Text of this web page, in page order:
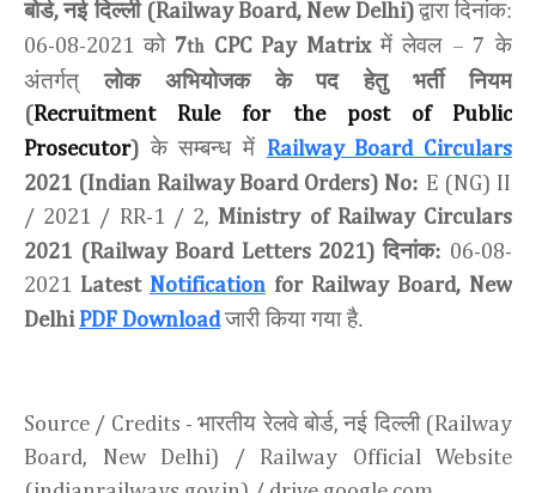
बोर्ड,नई दिल्ली (Railway Board, New Delhi) द्वारा दिनांक:
06-08-2021 को 7th CPC Pay Matrix में लेवल – 7 के
अंतर्गत्लोक अभियोजक के पद हेतु भर्ती नियम
(Recruitment Rule for the post of Public
Prosecutor) के सम्बन्ध में Railway Board Circulars
2021 (Indian Railway Board Orders) No: E (NG) II
/ 2021 / RR-1 / 2, Ministry of Railway Circulars
2021 (Railway Board Letters 2021)दिनांक: 06-08-
2021 Latest Notification for Railway Board, New
Delhi PDF Download जारी किया गया है.
Source / Credits -भारतीय रेलवे बोर्ड,नई दिल्ली(Railway
Board, New Delhi) / Railway Official Website